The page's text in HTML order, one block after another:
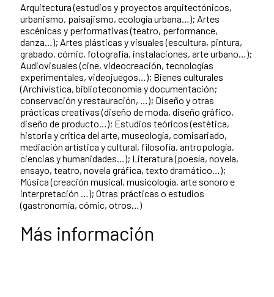
Arquitectura (estudios y proyectos arquitectónicos,
urbanismo, paisajismo, ecología urbana…); Artes
escénicas y performativas (teatro, performance,
danza…); Artes plásticas y visuales (escultura, pintura,
grabado, cómic, fotografía, instalaciones, arte urbano…);
Audiovisuales (cine, videocreación, tecnologías
experimentales, videojuegos…); Bienes culturales
(Archivística, biblioteconomía y documentación;
conservación y restauración, …); Diseño y otras
prácticas creativas (diseño de moda, diseño gráfico,
diseño de producto…); Estudios teóricos (estética,
historia y crítica del arte, museología, comisariado,
mediación artística y cultural, filosofía, antropología,
ciencias y humanidades…); Literatura (poesía, novela,
ensayo, teatro, novela gráfica, texto dramático…);
Música (creación musical, musicología, arte sonoro e
interpretación …); Otras prácticas o estudios
(gastronomía, cómic, otros…)
Más información